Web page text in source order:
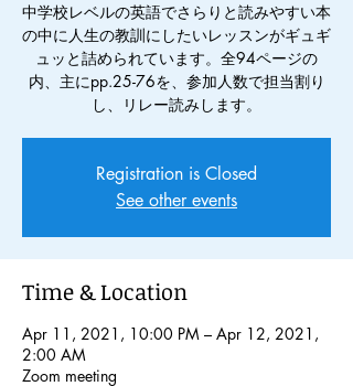
中学校レベルの英語でさらりと読みやすい本
の中に人生の教訓にしたいレッスンがギュギ
ュッと詰められています。全94ページの
内、主にpp.25-76を、参加人数で担当割り
し、リレー読みします。
Registration is Closed
See other events
Time & Location
Apr 11, 2021, 10:00 PM – Apr 12, 2021,
2:00 AM
Zoom meeting